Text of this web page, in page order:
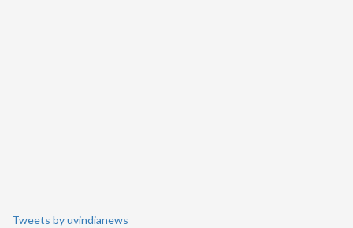
Tweets by uvindianews